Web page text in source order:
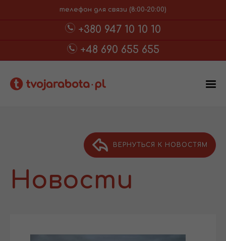
телефон для связи (8:00-20:00)
+380 947 10 10 10
+48 690 655 655
ВЕРНУТЬСЯ К НОВОСТЯМ
Новости